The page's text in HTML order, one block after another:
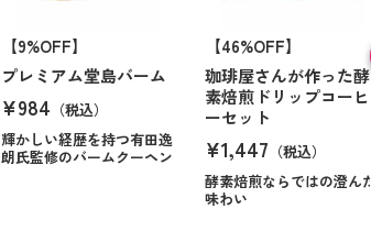
【9%OFF】
プレミアム堂島バーム
¥984 （税込）
輝かしい経歴を持つ有田逸
朗氏監修のバームクーヘン
【46%OFF】
珈琲屋さんが作った酵
素焙煎ドリップコーヒ
ーセット
¥1,447 （税込）
酵素焙煎ならではの澄んだ
味わい